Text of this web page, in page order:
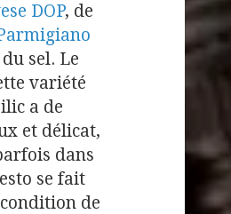
DOP, de
sel. Le
variété
a de
et délicat,
dans
se fait
de